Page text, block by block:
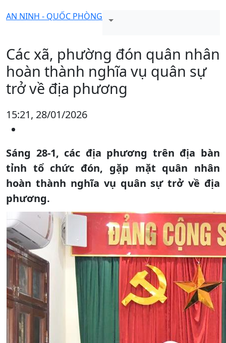
AN NINH - QUỐC PHÒNG
Các xã, phường đón quân nhân
hoàn thành nghĩa vụ quân sự
trở về địa phương
15:21, 28/01/2026
Sáng 28-1, các địa phương trên địa bàn
tỉnh tổ chức đón, gặp mặt quân nhân
hoàn thành nghĩa vụ quân sự trở về địa
phương.